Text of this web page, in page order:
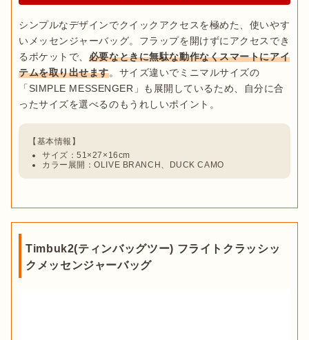
シンプルなデザインでクイックアクセスを極めた、使いやす
いメッセンジャーバッグ。フラップを開けずにアクセスでき
るポケットで、 必要なときに無駄な動作なくスマートにアイ
テムを取り出せます。サイズ違いでミニマルサイズの
「SIMPLE MESSENGER」も展開しているため、自分に合
サイズ：51×27×16cm
カラー展開：OLIVE BRANCH、DUCK CAMO
Timbuk2(ティンバッグツー) フライトクラッシッ
クメッセンジャーバッグ